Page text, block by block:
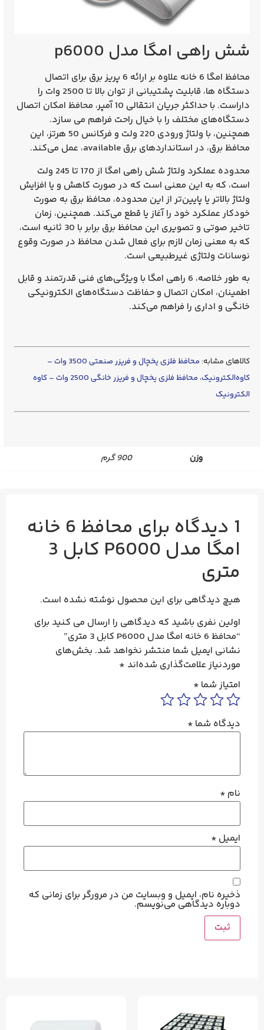
شش راهی امگا مدل p6000
محافظ امگا 6 خانه
علاوه بر ارائه 6 پریز برق برای اتصال
دستگاه‌ ها، قابلیت پشتیبانی از توان بالا تا 2500 وات را
داراست. با حداکثر جریان انتقالی 10 آمپر، محافظ امکان اتصال
دستگاه‌های مختلف را با خیال راحت فراهم می‌ سازد.
همچنین، با ولتاژ ورودی 220 ولت و فرکانس 50 هرتز، این
محافظ برق، در استانداردهای برق available، عمل می‌کند.
محدوده عملکرد ولتاژشش راهی امگا
از 170 تا 245 ولت
است، که به این معنی است که در صورت کاهش و یا افزایش
ولتاژ بالاتر یا پایین‌تر از این محدوده، محافظ برق به صورت
خودکار عملکرد خود را آغاز یا قطع می‌کند. همچنین، زمان
تاخیر صوتی و تصویری این محافظ برق برابر با 30 ثانیه است،
که به معنی زمان لازم برای فعال شدن محافظ در صورت وقوع
نوسانات ولتاژی غیرطبیعی است.
به طور خلاصه، 6 راهی امگا
با ویژگی‌های فنی قدرتمند و قابل
اطمینان، امکان اتصال و حفاظت دستگاه‌های الکترونیکی
خانگی و اداری را فراهم می‌کند.
کالاهای مشابه:
محافظ فلزی یخچال و فریزر صنعتی 3500 وات –
کاوه‌الکترونیک،
محافظ فلزی یخچال و فریزر خانگی 2500 وات – کاوه
الکترونیک
وزن 900 گرم
1 دیدگاه برای محافظ 6 خانه
امگا مدل P6000 کابل 3
متری
هیچ دیدگاهی برای این محصول نوشته نشده است.
اولین نفری باشید که دیدگاهی را ارسال می کنید برای
“محافظ 6 خانه امگا مدل P6000 کابل 3 متری”
نشانی ایمیل شما منتشر نخواهد شد. بخش‌های
موردنیاز علامت‌گذاری شده‌اند *
امتیاز شما *
دیدگاه شما *
نام *
ایمیل *
ذخیره نام، ایمیل و وبسایت من در مرورگر برای زمانی که
دوباره دیدگاهی می‌نویسم.